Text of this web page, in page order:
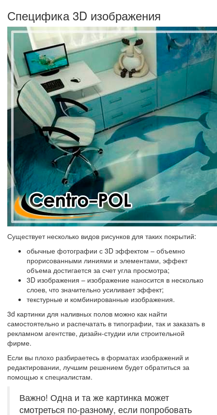
Специфика 3D изображения
Существует несколько видов рисунков для таких покрытий:
обычные фотографии с 3D эффектом – объемно
прорисованными линиями и элементами, эффект
объема достигается за счет угла просмотра;
3D изображения – изображение наносится в несколько
слоев, что значительно усиливает эффект;
текстурные и комбинированные изображения.
3d картинки для наливных полов можно как найти
самостоятельно и распечатать в типографии, так и заказать в
рекламном агентстве, дизайн-студии или строительной
фирме.
Если вы плохо разбираетесь в форматах изображений и
редактировании, лучшим решением будет обратиться за
помощью к специалистам.
Важно! Одна и та же картинка может
смотреться по-разному, если попробовать